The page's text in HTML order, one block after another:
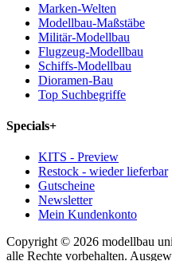
Marken-Welten
Modellbau-Maßstäbe
Militär-Modellbau
Flugzeug-Modellbau
Schiffs-Modellbau
Dioramen-Bau
Top Suchbegriffe
Specials+
KITS - Preview
Restock - wieder lieferbar
Gutscheine
Newsletter
Mein Kundenkonto
Copyright © 2026 modellbau
alle Rechte vorbehalten.